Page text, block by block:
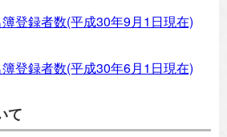
登録者数(平成30年9月1日現在)
登録者数(平成30年6月1日現在)
て